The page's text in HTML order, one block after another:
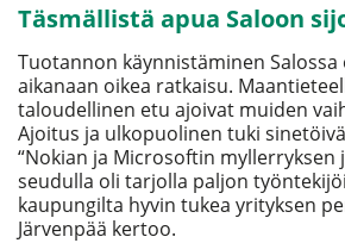
Täsmällistä apua Saloon
Tuotannon käynnistäminen Salossa
aikanaan oikea ratkaisu.
taloudellinen etu ajoivat muiden
Ajoitus ja ulkopuolinen tuki
“Nokian ja Microsoftin myllerryksen
seudulla oli tarjolla paljon
kaupungilta hyvin tukea yrityksen
Järvenpää kertoo.